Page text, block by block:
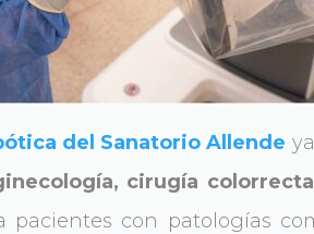
del Sanatorio Allende
cirugía
pacientes con patologías